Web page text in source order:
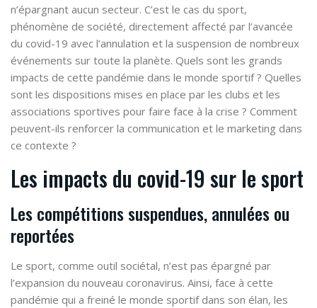
n’épargnant aucun secteur. C’est le cas du sport,
phénomène de société, directement affecté par l’avancée
du covid-19 avec l’annulation et la suspension de nombreux
événements sur toute la planète. Quels sont les grands
impacts de cette pandémie dans le monde sportif ? Quelles
sont les dispositions mises en place par les clubs et les
associations sportives pour faire face à la crise ? Comment
peuvent-ils renforcer la communication et le marketing dans
ce contexte ?
Les impacts du covid-19 sur le sport
Les compétitions suspendues, annulées ou
reportées
Le sport, comme outil sociétal, n’est pas épargné par
l’expansion du nouveau coronavirus. Ainsi, face à cette
pandémie qui a freiné le monde sportif dans son élan, les